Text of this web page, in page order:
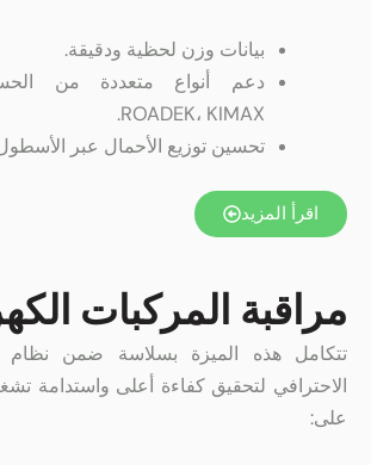
بيانات وزن لحظية ودقيقة.
ROADEK، KIMAX.
تحسين توزيع الأحمال عبر
اقرأ المزيد
مراقبة المركبات
تتكامل هذه الميزة بسلاسة ضمن نظام
الاحترافي لتحقيق كفاءة أعلى واستدامة
على: